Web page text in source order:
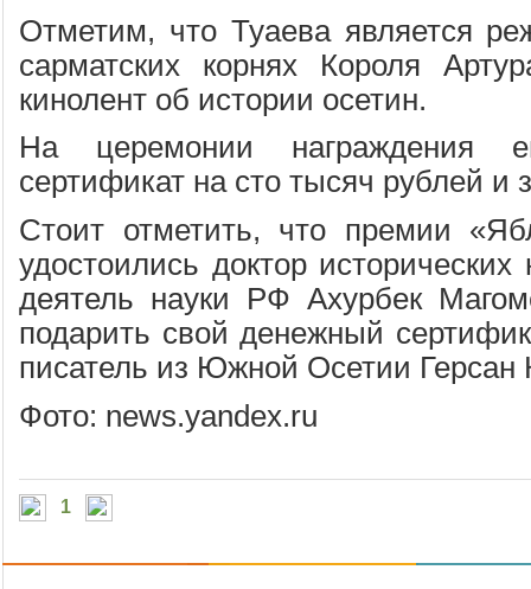
Отметим, что Туаева является
сарматских корнях Короля
кинолент об истории осетин.
На церемонии награждения
сертификат на сто тысяч рублей и
Стоит отметить, что премии
удостоились доктор
деятель науки РФ Ахурбек
подарить свой денежный
писатель из Южной Осетии Герсан
Фото: news.yandex.ru
1